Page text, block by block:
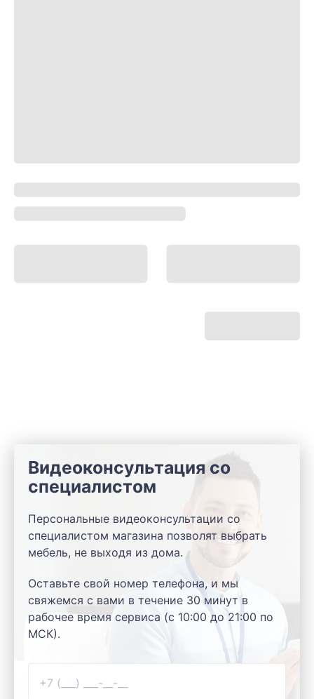
Видеоконсультация со
специалистом
Персональные видеоконсультации со
специалистом магазина позволят выбрать
мебель, не выходя из дома.
Оставьте свой номер телефона, и мы
свяжемся с вами в течение 30 минут в
рабочее время сервиса (с 10:00 до 21:00 по
МСК).